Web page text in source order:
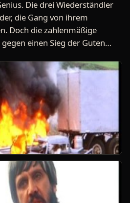
Die drei Wiederständler
die Gang von ihrem
Doch die zahlenmäßige
einen Sieg der Guten…